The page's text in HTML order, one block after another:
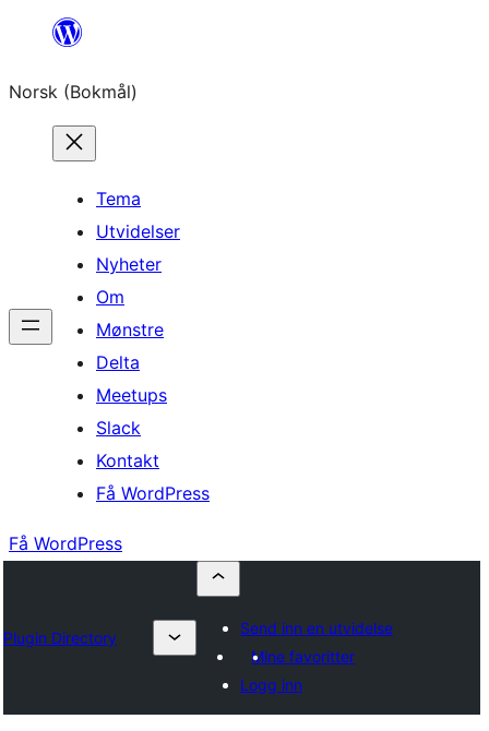
Hopp
innhold
Norsk (Bokmål)
Tema
Utvidelser
Nyheter
Om
Mønstre
Delta
Meetups
Slack
Kontakt
Få WordPress
Få WordPress
Plugin Directory
Send inn en utvidelse
Mine favoritter
Logg inn